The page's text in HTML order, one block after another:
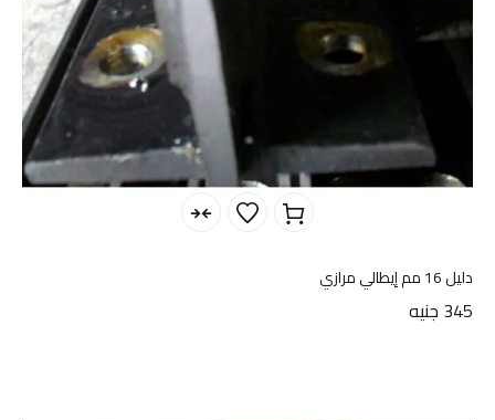
دليل 16 مم إيطالي مرازي
345 جنيه